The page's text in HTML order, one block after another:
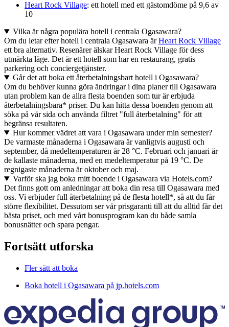
Heart Rock Village: ett hotell med ett gästomdöme på 9,6 av
10
Vilka är några populära hotell i centrala Ogasawara?
Om du letar efter hotell i centrala Ogasawara ärHeart Rock Village
ett bra alternativ. Resenärer älskar Heart Rock Village för dess
utmärkta läge. Det är ett hotell som har en restaurang, gratis
parkering och conciergetjänster.
Går det att boka ett återbetalningsbart hotell i Ogasawara?
Om du behöver kunna göra ändringar i dina planer till Ogasawara
utan problem kan de allra flesta boenden som tur är erbjuda
återbetalningsbara* priser. Du kan hitta dessa boenden genom att
söka på vår sida och använda filtret "full återbetalning" för att
begränsa resultaten.
Hur kommer vädret att vara i Ogasawara under min semester?
De varmaste månaderna i Ogasawara är vanligtvis augusti och
september, då medeltemperaturen är 28 °C. Februari och januari är
de kallaste månaderna, med en medeltemperatur på 19 °C. De
regnigaste månaderna är oktober och maj.
Varför ska jag boka mitt boende i Ogasawara via Hotels.com?
Det finns gott om anledningar att boka din resa till Ogasawara med
oss. Vi erbjuder full återbetalning på de flesta hotell*, så att du får
större flexibilitet. Dessutom ser vår prisgaranti till att du alltid får det
bästa priset, och med vårt bonusprogram kan du både samla
bonusnätter och spara pengar.
Fortsätt utforska
Fler sätt att boka
Boka hotell i Ogasawara på jp.hotels.com